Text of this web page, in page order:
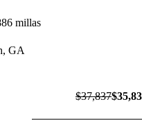
millas
GA
$37,837